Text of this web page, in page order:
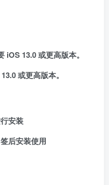
13.0 或更高版本。
或更高版本。
安装
后安装使用